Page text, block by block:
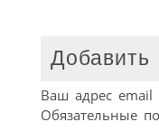
Добавить
Ваш адрес email
Обязательные